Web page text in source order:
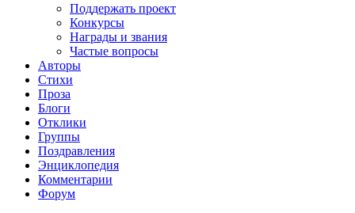
Поддержать проект
Конкурсы
Награды и звания
Частые вопросы
Авторы
Стихи
Проза
Блоги
Отклики
Группы
Поздравления
Энциклопедия
Комментарии
Форум